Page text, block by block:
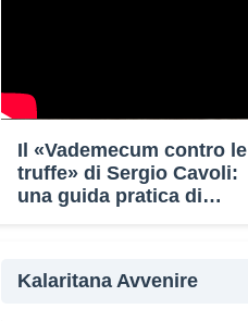
Il «Vademecum contro le
truffe» di Sergio Cavoli:
una guida pratica di
Kalaritana Avvenire